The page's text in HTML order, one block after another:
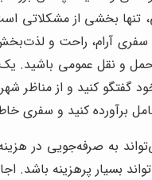
تنها بخشی از مشکلاتی
آرام، راحت و
و نقل عمومی باشید.
گفتگو کنید و از
کنید و سفری
به صرفه‌جویی در
بسیار پرهزینه